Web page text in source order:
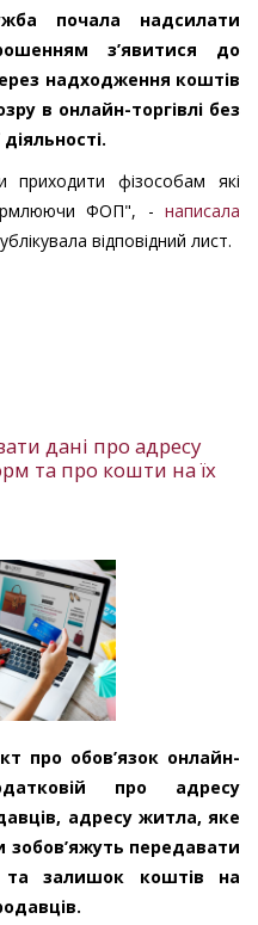
почала надсилати
з’явитися до
надходження коштів
в онлайн-торгівлі без
приходити фізособам які
ФОП", - написала
відповідний лист.
дані про адресу
та про кошти на їх
про обов’язок онлайн-
про адресу
адресу житла, яке
зобов’яжуть передавати
та залишок коштів на